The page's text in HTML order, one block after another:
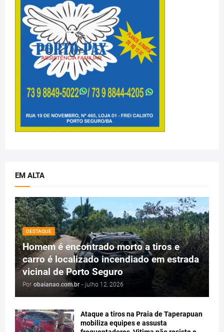
EM ALTA
DESTAQUE
Homem é encontrado morto a tiros e
carro é localizado incendiado em estrada
vicinal de Porto Seguro
Por obaianao.com.br - julho 12, 2026
Ataque a tiros na Praia de Taperapuan
mobiliza equipes e assusta